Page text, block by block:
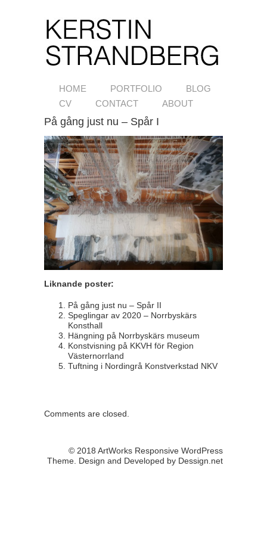
HOME PORTFOLIO
BLOG
CV
CONTACT ABOUT
På gång just nu – Spår I
Liknande poster:
På gång just nu – Spår II
Speglingar av 2020 – Norrbyskärs
Konsthall
Hängning på Norrbyskärs museum
Konstvisning på KKVH för Region
Västernorrland
Tuftning i Nordingrå Konstverkstad NKV
Comments are closed.
© 2018 ArtWorks Responsive WordPress
Theme. Design and Developed by Dessign.net